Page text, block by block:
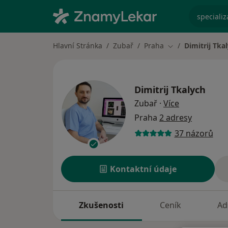
Hlavní Stránka Zubař Praha Změna města
Dimitrij
Dimitrij Tkalych
Zubař · Více
Praha 2 adresy
37 názorů
Kontaktní údaje
Zkušenosti Ceník